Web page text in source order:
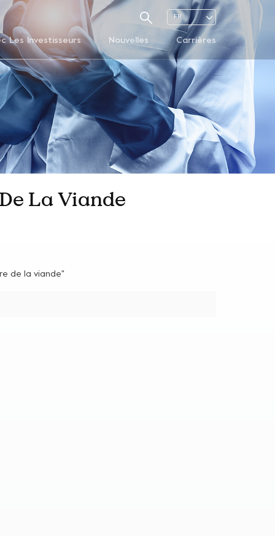
FR
Les Investisseurs Nouvelles Carrières
La Viande
de la viande"